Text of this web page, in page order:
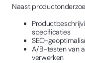
Naast
specificaties
SEO-
A/B-testen van
verwerken